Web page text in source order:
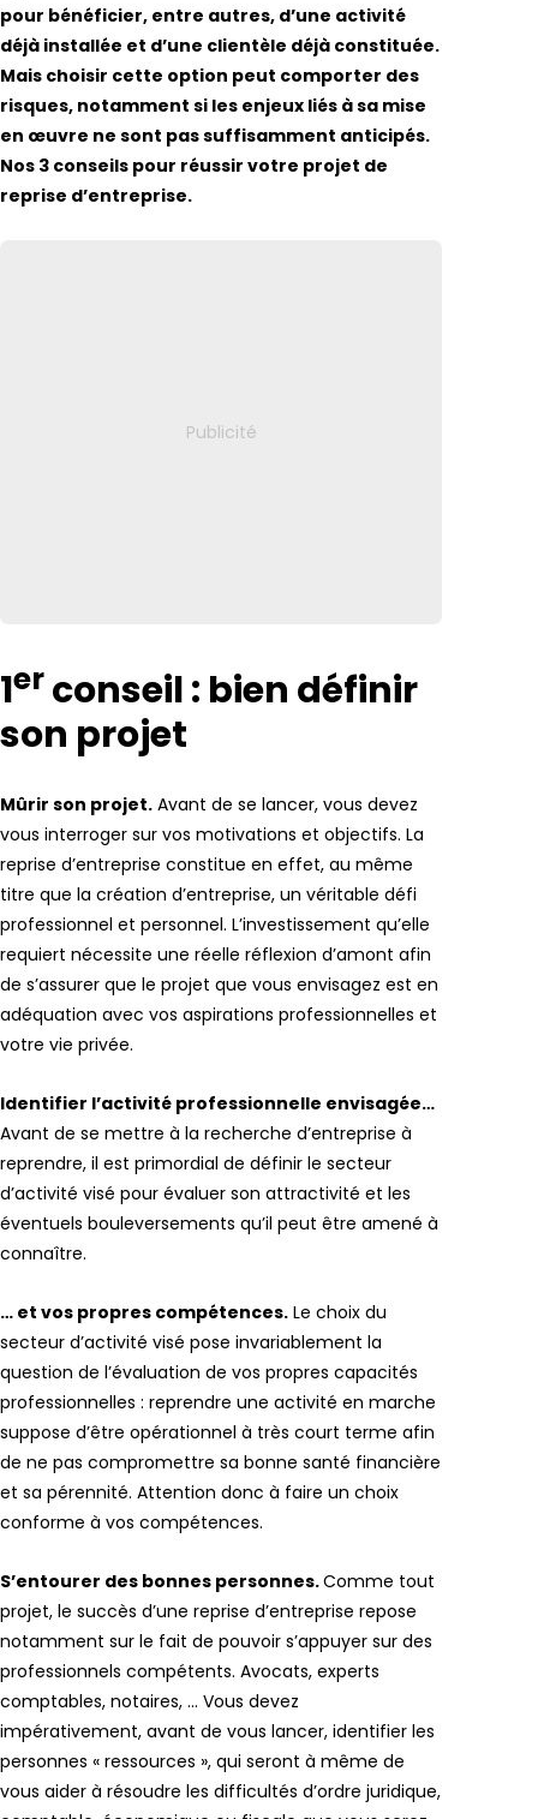
pour bénéficier, entre autres, d’une activité
déjà installée et d’une clientèle déjà constituée.
Mais choisir cette option peut comporter des
risques, notamment si les enjeux liés à sa mise
en œuvre ne sont pas suffisamment anticipés.
Nos 3 conseils pour réussir votre projet de
reprise d’entreprise.
1er conseil : bien définir
son projet
Mûrir son projet. Avant de se lancer, vous devez
vous interroger sur vos motivations et objectifs. La
reprise d’entreprise constitue en effet, au même
titre que la création d’entreprise, un véritable défi
professionnel et personnel. L’investissement qu’elle
requiert nécessite une réelle réflexion d’amont afin
de s’assurer que le projet que vous envisagez est en
adéquation avec vos aspirations professionnelles et
votre vie privée.
Identifier l’activité professionnelle envisagée…
Avant de se mettre à la recherche d’entreprise à
reprendre, il est primordial de définir le secteur
d’activité visé pour évaluer son attractivité et les
éventuels bouleversements qu’il peut être amené à
connaître.
… et vos propres compétences. Le choix du
secteur d’activité visé pose invariablement la
question de l’évaluation de vos propres capacités
professionnelles : reprendre une activité en marche
suppose d’être opérationnel à très court terme afin
de ne pas compromettre sa bonne santé financière
et sa pérennité. Attention donc à faire un choix
conforme à vos compétences.
S’entourer des bonnes personnes.Comme tout
projet, le succès d’une reprise d’entreprise repose
notamment sur le fait de pouvoir s’appuyer sur des
professionnels compétents. Avocats, experts
comptables, notaires, … Vous devez
impérativement, avant de vous lancer, identifier les
personnes « ressources », qui seront à même de
vous aider à résoudre les difficultés d’ordre juridique,